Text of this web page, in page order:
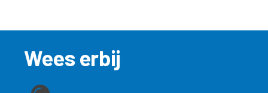
Wees erbij